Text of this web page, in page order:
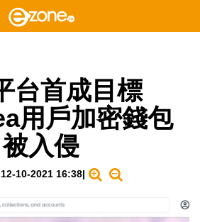
台首成目標
用戶加密錢包
被入侵
12-10-2021 16:38|